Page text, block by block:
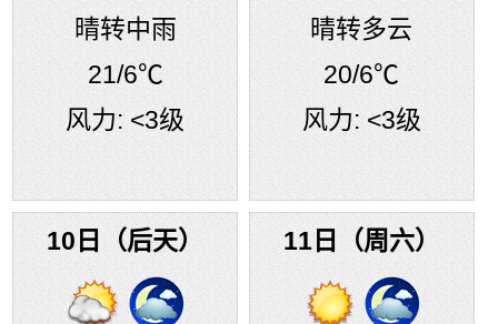
晴转中雨
21/6℃
风力: <3级
晴转多云
20/6℃
风力: <3级
10日（后天） 11日（周六）